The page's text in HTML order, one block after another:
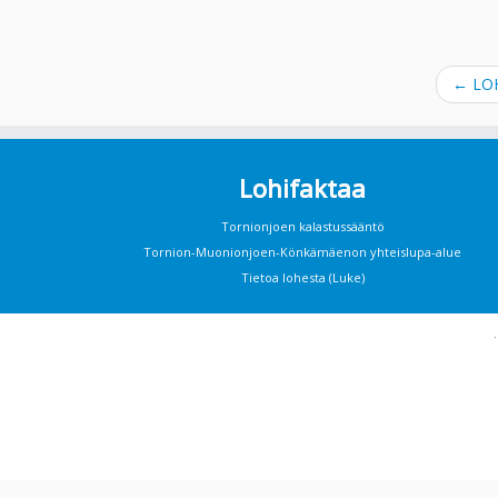
←
Lohifaktaa
Tornionjoen kalastussääntö
Tornion-Muonionjoen-Könkämäenon yhteislupa-alue
Tietoa lohesta (Luke)